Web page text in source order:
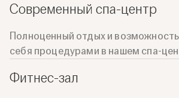
Современный спа-центр
Полноценный отдых и
себя процедурами в нашем спа-
Фитнес-зал